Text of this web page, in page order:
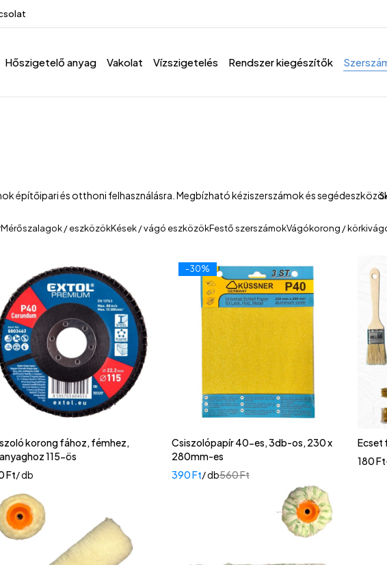
Hőszigetelő anyag Vakolat Vízszigetelés Rendszer kiegészítők
építőipari és otthoni felhasználásra. Megbízható kéziszerszámok és
Mérőszalagok / eszközökKések / vágó eszközökFestő szerszámokVágókorong /
korong fához, fémhez,
115-ös
Ft/ db
-30%
Csiszolópapír 40-es, 3db-os, 230 x
280mm-es
560Ft
390Ft/ db
Ecset
180Ft